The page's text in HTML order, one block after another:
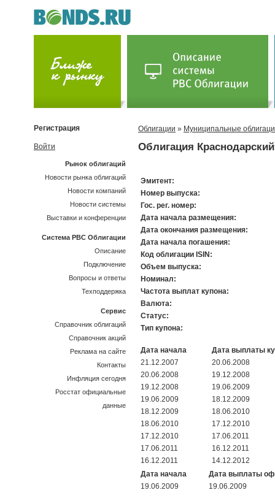
Облигации » Муниципальные
Облигация
Эмитент:
Номер выпуска:
Гос. рег. номер:
Дата начала размещения:
Дата окончания размещения:
Дата начала погашения:
Код облигации ISIN:
Объем выпуска:
Номинал:
Частота выплат купона:
Валюта:
Статус:
Тип купона:
Дата начала
Дата выплаты
21.12.2007
20.06.2008
20.06.2008
19.12.2008
19.12.2008
19.06.2009
19.06.2009
18.12.2009
18.12.2009
18.06.2010
18.06.2010
17.12.2010
17.12.2010
17.06.2011
17.06.2011
16.12.2011
16.12.2011
14.12.2012
Дата начала
Дата выплаты
19.06.2009
19.06.2009
Регистрация
Войти
Рынок облигаций
Новости рынка облигаций
Новости компаний
Новости системы
Выставки и конференции
Система РВС Облигации
Описание
Подключение
Вопросы и ответы
Техподдержка
Сервис
Справочник облигаций
Справочник акций
Реклама на сайте
Контакты
Инфляция сегодня
Росстат официальные
данные